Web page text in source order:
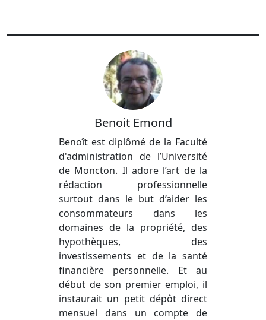
Benoit Emond
Benoît est diplômé de la Faculté
d'administration de l’Université
de Moncton. Il adore l’art de la
rédaction professionnelle
surtout dans le but d’aider les
consommateurs dans les
domaines de la propriété, des
hypothèques, des
investissements et de la santé
financière personnelle. Et au
début de son premier emploi, il
instaurait un petit dépôt direct
mensuel dans un compte de